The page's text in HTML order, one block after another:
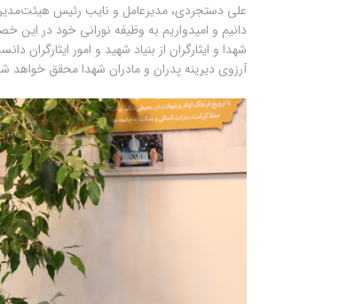
علی دستجردی، مدیرعامل و نایب رئیس
دانیم و امیدواریم به وظیفه نورانی خود در این
شهدا و ایثارگران از بنیاد شهید و امور
آرزوی دیرینه پدران و مادران شهدا محقق خواهد